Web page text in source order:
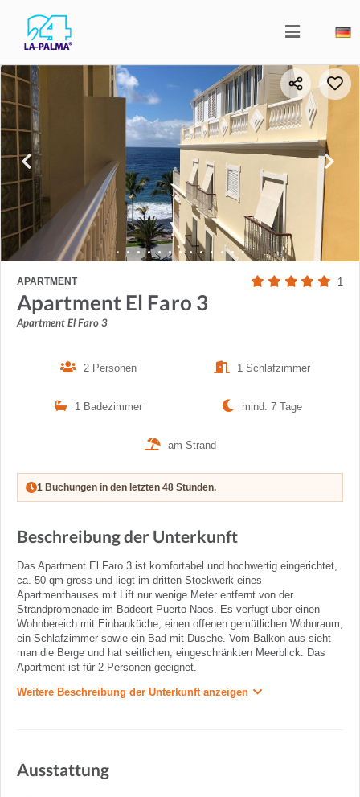
APARTMENT 1
Apartment El Faro 3
Apartment El Faro 3
2 Personen 1 Schlafzimmer
1 Badezimmer mind. 7 Tage
am Strand
1 Buchungen in den letzten 48 Stunden.
Beschreibung der Unterkunft
Das Apartment El Faro 3 ist komfortabel und hochwertig eingerichtet,
ca. 50 qm gross und liegt im dritten Stockwerk eines
Apartmenthauses mit Lift nur wenige Meter entfernt von der
Strandpromenade im Badeort Puerto Naos. Es verfügt über einen
Wohnbereich mit Einbauküche, einen offenen gemütlichen Wohnraum,
ein Schlafzimmer sowie ein Bad mit Dusche. Vom Balkon aus sieht
man die Berge und hat seitlichen, eingeschränkten Meerblick. Das
Apartment ist für 2 Personen geeignet.
Weitere Beschreibung der Unterkunft anzeigen
Ausstattung